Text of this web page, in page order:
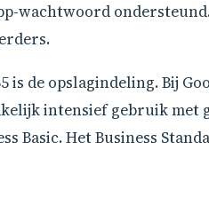
wachtwoord
is de opslagindeling. Bij
intensief gebruik
Basic. Het Business